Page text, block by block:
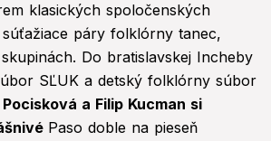
klasických spoločenských
páry folklórny tanec,
Do bratislavskej Incheby
SĽUK a detský folklórny súbor
Pocisková a Filip Kucman si
Paso doble na pieseň